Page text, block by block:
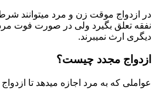
در ازدواج موقت زن و مرد میتوانند
نفقه تعلق بگیرد ولی در صورت فوت مرد
دیگری ارث نمیبرند.
ازدواج مجدد چیست؟
عواملی که به مرد اجازه میدهد تا